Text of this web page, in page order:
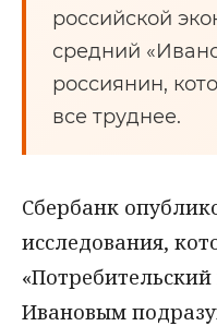
российской
средний
россиянин,
все труднее.
Сбербанк
исследования,
Ивановым